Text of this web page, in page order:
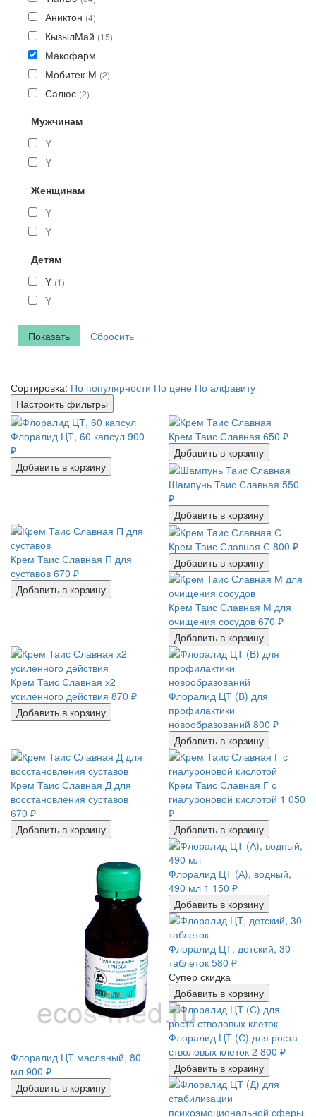
Аниктон (4)
КызылМай (15)
Макофарм
Мобитек-М (2)
Салюс (2)
Мужчинам
Y
Y
Женщинам
Y
Y
Детям
Y (1)
Y
Сбросить
Сортировка: По популярности По цене По алфавиту
Настроить фильтры
Флоралид ЦТ, 60 капсул 900
₽
Добавить в корзину
Крем Таис Славная 650 ₽
Добавить в корзину
Шампунь Таис Славная 550
₽
Добавить в корзину
Крем Таис Славная П для
суставов 670 ₽
Добавить в корзину
Крем Таис Славная С 800 ₽
Добавить в корзину
Крем Таис Славная М для
очищения сосудов 670 ₽
Добавить в корзину
Крем Таис Славная х2
усиленного действия 870 ₽
Добавить в корзину
Флоралид ЦТ (В) для
профилактики
новообразований 800 ₽
Добавить в корзину
Крем Таис Славная Д для
восстановления суставов
670 ₽
Добавить в корзину
Крем Таис Славная Г с
гиалуроновой кислотой 1 050
₽
Добавить в корзину
Флоралид ЦТ масляный, 80
мл 900 ₽
Добавить в корзину
Флоралид ЦТ (А), водный,
490 мл 1 150 ₽
Добавить в корзину
Флоралид ЦТ, детский, 30
таблеток 580 ₽
Супер скидка
Добавить в корзину
Флоралид ЦТ (С) для роста
стволовых клеток 2 800 ₽
Добавить в корзину